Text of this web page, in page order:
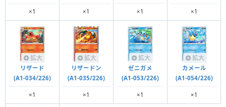
×1 ×1 ×1 ×1
拡大
リザード
(A1-034/226)
×1
拡大
リザードン
(A1-035/226)
×1
拡大
ゼニガメ
(A1-053/226)
×1
拡大
カメール
(A1-054/226)
×1